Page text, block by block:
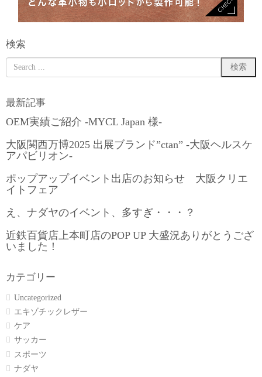
検索
最新記事
OEM実績ご紹介 -MYCL Japan 様-
大阪関西万博2025 出展ブランド”ctan” -大阪ヘルスケ
アパビリオン-
ポップアップイベント出店のお知らせ 大阪クリエ
イトフェア
え、ナダヤのイベント、多すぎ・・・？
近鉄百貨店上本町店のPOP UP 大盛況ありがとうござ
いました！
カテゴリー
Uncategorized
エキゾチックレザー
ケア
サッカー
スポーツ
ナダヤ